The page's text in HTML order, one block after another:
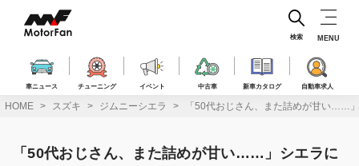
ス
車ニュース チューニング イベント 中古車 新車カタログ 自動車求人
検索 MENU
HOME スズキ ジムニーシエラ 「50代おじさん、また詰めが甘い……
「50代おじさん、また詰めが甘い……」シエラに